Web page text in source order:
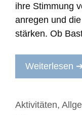
ihre Stimmung
anregen und
stärken. Ob
Weiterlesen
Kategorien
Aktivitäten,